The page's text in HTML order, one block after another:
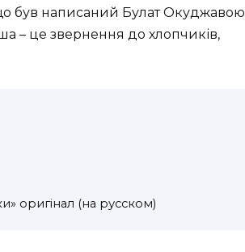
був написаний Булат Окуджавою
– це звернення до хлопчиків,
оригінал (на русском)